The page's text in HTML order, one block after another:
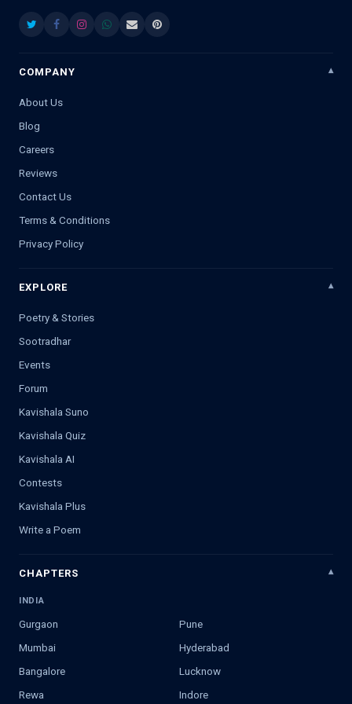
COMPANY
About Us
Blog
Careers
Reviews
Contact Us
Terms & Conditions
Privacy Policy
EXPLORE
Poetry & Stories
Sootradhar
Events
Forum
Kavishala Suno
Kavishala Quiz
Kavishala AI
Contests
Kavishala Plus
Write a Poem
CHAPTERS
INDIA
Gurgaon
Pune
Mumbai
Hyderabad
Bangalore
Lucknow
Rewa
Indore